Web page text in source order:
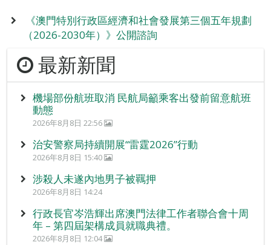
《澳門特別行政區經濟和社會發展第三個五年規劃
（2026-2030年）》公開諮詢
最新新聞
機場部份航班取消 民航局籲乘客出發前留意航班
動態
2026年8月8日 22:56
治安警察局持續開展“雷霆2026”行動
2026年8月8日 15:40
涉殺人未遂內地男子被羈押
2026年8月8日 14:24
行政長官岑浩輝出席澳門法律工作者聯合會十周
年 – 第四屆架構成員就職典禮。
2026年8月8日 12:04